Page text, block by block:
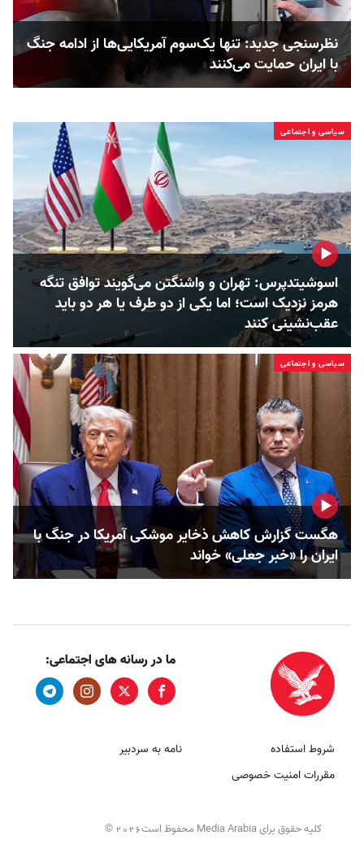
نظرسنجی جدید: تنها یک‌سوم آمریکایی‌ها از ادامه جنگ
با ایران حمایت می‌کنند
سیاسی و اجتماعی
اسوشیتدپرس: تهران و واشنگتن می‌گویند توافق تنگه
هرمز نزدیک است؛ اما یکی از دو طرف یا هر دو باید
عقب‌نشینی کنند
سیاسی و اجتماعی
هگست گزارش کاهش ذخایر موشکی آمریکا در جنگ با
ایران را «خبر جعلی» خواند
ما در رسانه های اجتماعی:
شروط استفاده
مقررات امنیت خصوصی
نامه به سردبیر
کلیه حقوق برای Media Arabia محفوظ است 2026
©